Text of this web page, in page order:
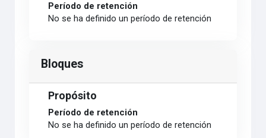
Período de retención
No se ha definido un período de retención
Bloques
Propósito
Período de retención
No se ha definido un período de retención